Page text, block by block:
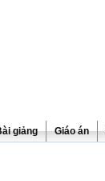
giảng Giáo án